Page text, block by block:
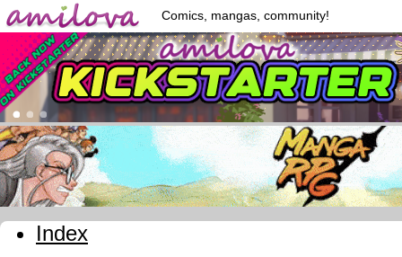
Comics, mangas, community!
Index